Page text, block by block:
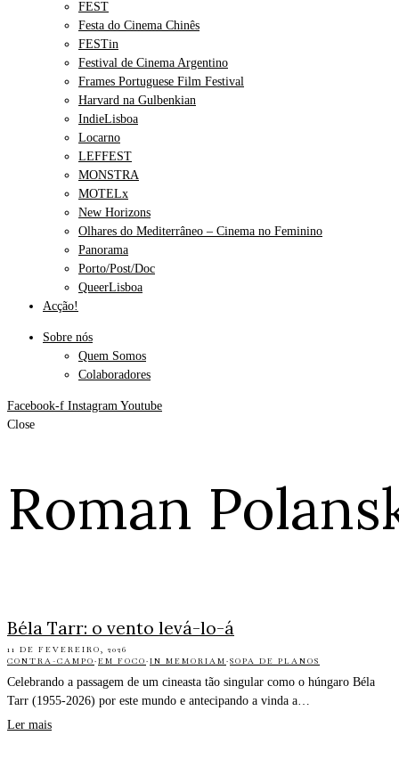
FEST
Festa do Cinema Chinês
FESTin
Festival de Cinema Argentino
Frames Portuguese Film Festival
Harvard na Gulbenkian
IndieLisboa
Locarno
LEFFEST
MONSTRA
MOTELx
New Horizons
Olhares do Mediterrâneo – Cinema no Feminino
Panorama
Porto/Post/Doc
QueerLisboa
Acção!
Sobre nós
Quem Somos
Colaboradores
Facebook-f Instagram Youtube
Close
Roman
Béla Tarr: o vento levá-lo-á
11 DE FEVEREIRO, 2026
CONTRA-CAMPO·EM FOCO·IN MEMORIAM·SOPA DE PLANOS
Celebrando a passagem de um cineasta tão singular como o húngaro Béla
Tarr (1955-2026) por este mundo e antecipando a vinda a…
Ler mais